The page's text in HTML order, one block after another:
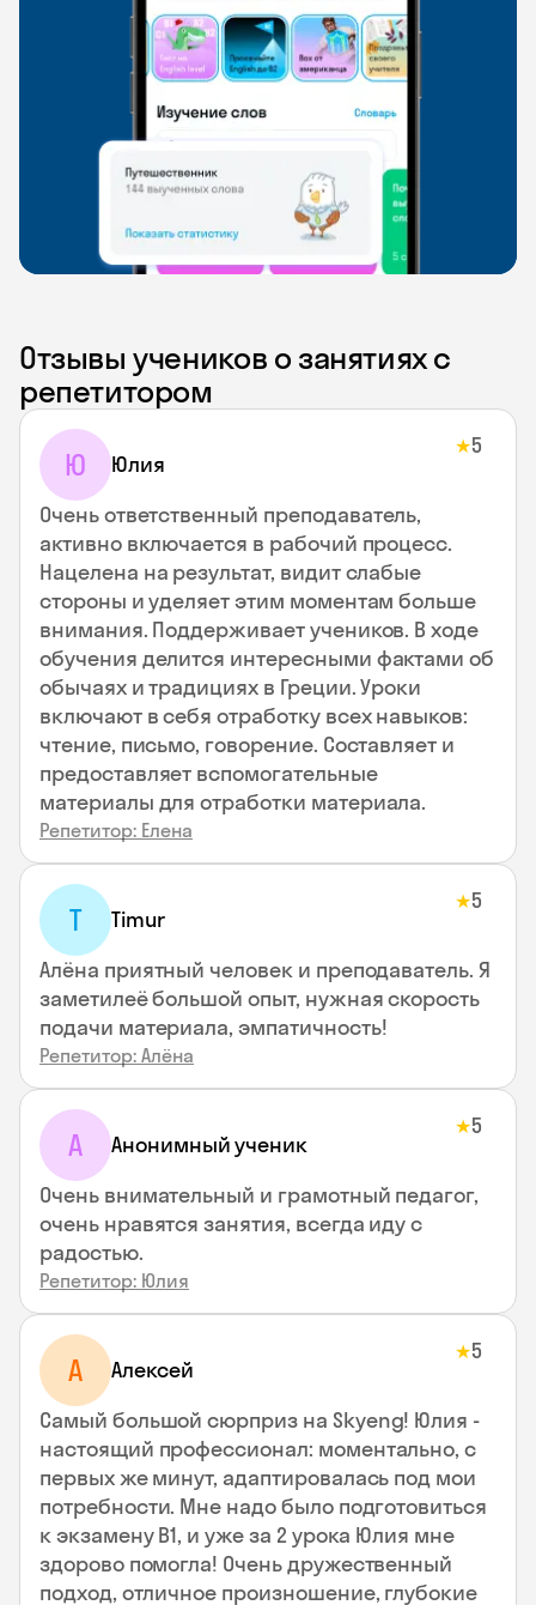
Отзывы учеников о занятиях с
репетитором
Ю Юлия
★5
Очень ответственный преподаватель,
активно включается в рабочий процесс.
Нацелена на результат, видит слабые
стороны и уделяет этим моментам больше
внимания. Поддерживает учеников. В ходе
обучения делится интересными фактами об
обычаях и традициях в Греции. Уроки
включают в себя отработку всех навыков:
чтение, письмо, говорение. Составляет и
предоставляет вспомогательные
материалы для отработки материала.
Репетитор: Елена
T Timur
★5
Алёна приятный человек и преподаватель. Я
заметилеё большой опыт, нужная скорость
подачи материала, эмпатичность!
Репетитор: Алёна
А Анонимный ученик
★5
Очень внимательный и грамотный педагог,
очень нравятся занятия, всегда иду с
радостью.
Репетитор: Юлия
А Алексей
★5
Самый большой сюрприз на Skyeng! Юлия -
настоящий профессионал: моментально, с
первых же минут, адаптировалась под мои
потребности. Мне надо было подготовиться
к экзамену В1, и уже за 2 урока Юлия мне
здорово помогла! Очень дружественный
подход, отличное произношение, глубокие